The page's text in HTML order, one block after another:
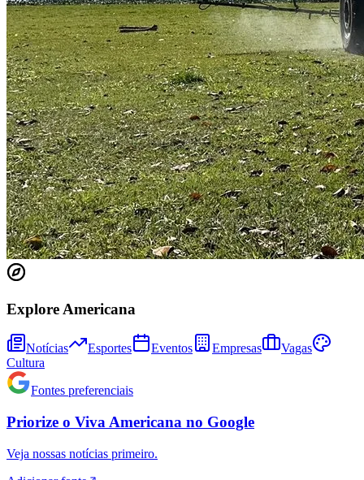
Explore Americana
Notícias Esportes Eventos Empresas
Vagas
Cultura
Fontes preferenciais
Priorize o Viva Americana no Google
Veja nossas notícias primeiro.